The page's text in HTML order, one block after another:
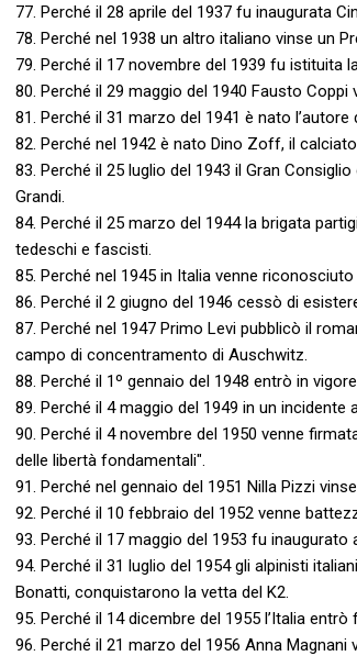
77. Perché il 28 aprile del 1937 fu inaugurata
78. Perché nel 1938 un altro italiano vinse un
79. Perché il 17 novembre del 1939 fu istituita
80. Perché il 29 maggio del 1940 Fausto
81. Perché il 31 marzo del 1941 è nato
82. Perché nel 1942 è nato Dino Zoff, il
83. Perché il 25 luglio del 1943 il Gran
Grandi.
84. Perché il 25 marzo del 1944 la brigata
tedeschi e fascisti.
85. Perché nel 1945 in Italia venne
86. Perché il 2 giugno del 1946 cessò di
87. Perché nel 1947 Primo Levi pubblicò il
campo di concentramento di Auschwitz.
88. Perché il 1º gennaio del 1948 entrò in
89. Perché il 4 maggio del 1949 in un
90. Perché il 4 novembre del 1950 venne
delle libertà fondamentali".
91. Perché nel gennaio del 1951 Nilla Pizzi
92. Perché il 10 febbraio del 1952 venne
93. Perché il 17 maggio del 1953 fu inaugurato
94. Perché il 31 luglio del 1954 gli alpinisti
Bonatti, conquistarono la vetta del K2.
95. Perché il 14 dicembre del 1955 l’Italia
96. Perché il 21 marzo del 1956 Anna